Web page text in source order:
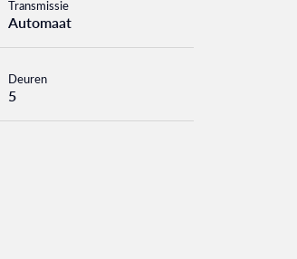
Transmissie
Automaat
Deuren
5